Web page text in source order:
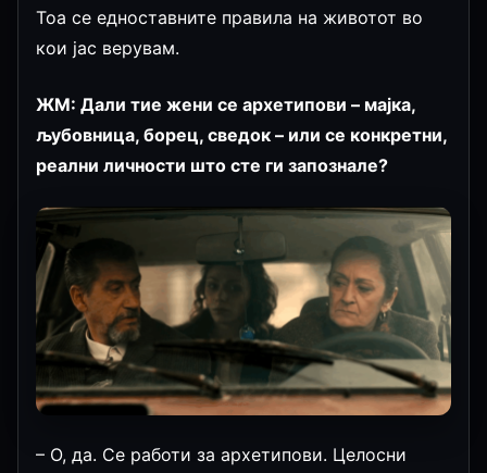
Тоа се едноставните правила на животот во
кои јас верувам.
ЖМ: Дали тие жени се архетипови – мајка,
љубовница, борец, сведок – или се конкретни,
реални личности што сте ги запознале?
– О, да. Се работи за архетипови. Целосни